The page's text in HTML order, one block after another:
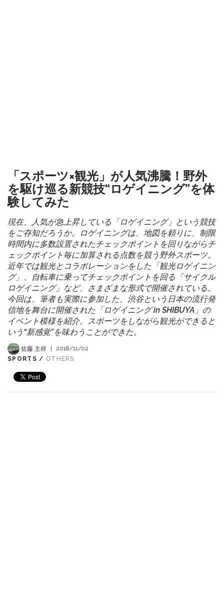
「スポーツ×観光」が人気沸騰！野外
を駆け巡る新競技“ロゲイニング”を体
験してみた
現在、人気が急上昇している「ロゲイニング」という競技
をご存知だろうか。ロゲイニングは、地図を頼りに、制限
時間内に多数設置されたチェックポイントを回りながらチ
ェックポイント毎に加算される点数を競う野外スポーツ。
近年では観光とコラボレーションをした「観光ロゲイニン
グ」、自転車に乗ってチェックポイントを回る「サイクル
ロゲイニング」など、さまざまな形式で開催されている。
今回は、筆者も実際に参加した、渋谷という日本の流行発
信地を舞台に開催された「ロゲイニング in SHIBUYA」の
イベント模様を紹介。スポーツをしながら観光ができると
いう“新感覚”を味わうことができた。
佐藤 主祥 |
2018/11/02
SPORTS / OTHERS